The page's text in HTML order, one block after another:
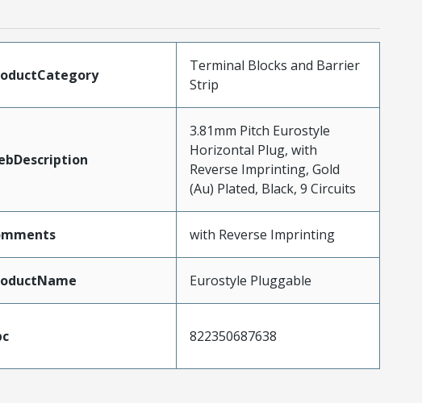
Terminal Blocks and Barrier
Strip
3.81mm Pitch Eurostyle
Horizontal Plug, with
Reverse Imprinting, Gold
(Au) Plated, Black, 9 Circuits
with Reverse Imprinting
Eurostyle Pluggable
822350687638